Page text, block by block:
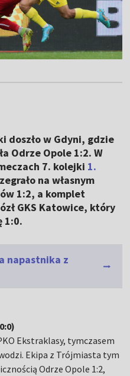
doszło w Gdyni, gdzie
Odrze Opole 1:2. W
7. kolejki 1.
na własnym
1:2, a komplet
GKS Katowice, który
1:0.
napastnika z
Ekstraklasy, tymczasem
Ekipa z Trójmiasta tym
Odrze Opole 1:2,